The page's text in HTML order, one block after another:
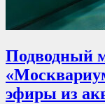
Подводный
эфиры из